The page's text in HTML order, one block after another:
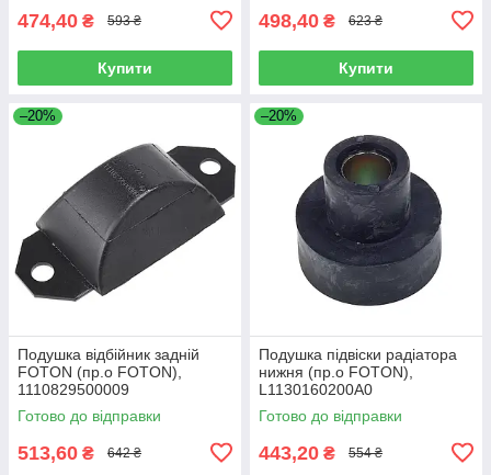
474,40 ₴ 593 ₴
Купити
498,40 ₴ 623 ₴
Купити
–20%
Подушка відбійник задній
FOTON (пр.о FOTON),
1110829500009
Готово до відправки
513,60 ₴ 642 ₴
–20%
Подушка підвіски радіатора
нижня (пр.о FOTON),
L1130160200A0
Готово до відправки
443,20 ₴ 554 ₴